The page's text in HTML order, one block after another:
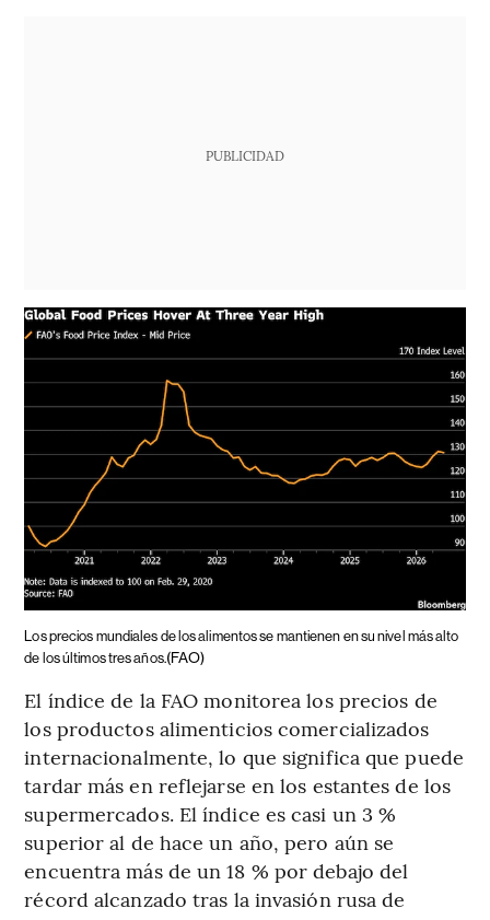
PUBLICIDAD
Los precios mundiales de los alimentos se mantienen en su nivel más alto
de los últimos tres años.(FAO)
El índice de la FAO monitorea los precios de
los productos alimenticios comercializados
internacionalmente, lo que significa que puede
tardar más en reflejarse en los estantes de los
supermercados. El índice es casi un 3 %
superior al de hace un año, pero aún se
encuentra más de un 18 % por debajo del
récord alcanzado tras la invasión rusa de